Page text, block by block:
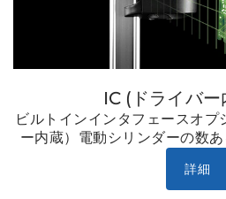
IC (ドライバ
ビルトインインタフェースオ
ー内蔵）電動シリンダーの数
詳細